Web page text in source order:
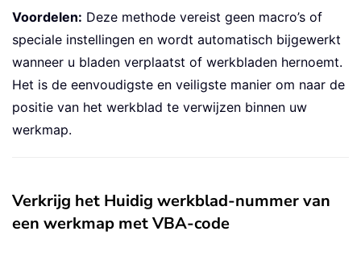
Voordelen: Deze methode vereist geen macro’s of
speciale instellingen en wordt automatisch bijgewerkt
wanneer u bladen verplaatst of werkbladen hernoemt.
Het is de eenvoudigste en veiligste manier om naar de
positie van het werkblad te verwijzen binnen uw
werkmap.
Verkrijg het Huidig werkblad-nummer van
een werkmap met VBA-code